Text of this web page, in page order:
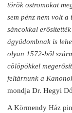
török ostromokat
sem pénz nem volt a
sáncokkal
ágyúdombnak is
olyan 1572-ből
cölöpökkel
feltárnunk a
mondja Dr. Hegyi
A Körmendy Ház